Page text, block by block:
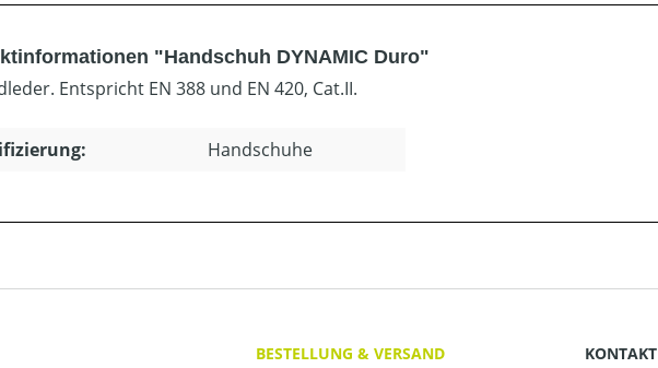
"Handschuh DYNAMIC Duro"
Entspricht EN 388 und EN 420, Cat.II.
Handschuhe
BESTELLUNG & VERSAND
KONTAKT